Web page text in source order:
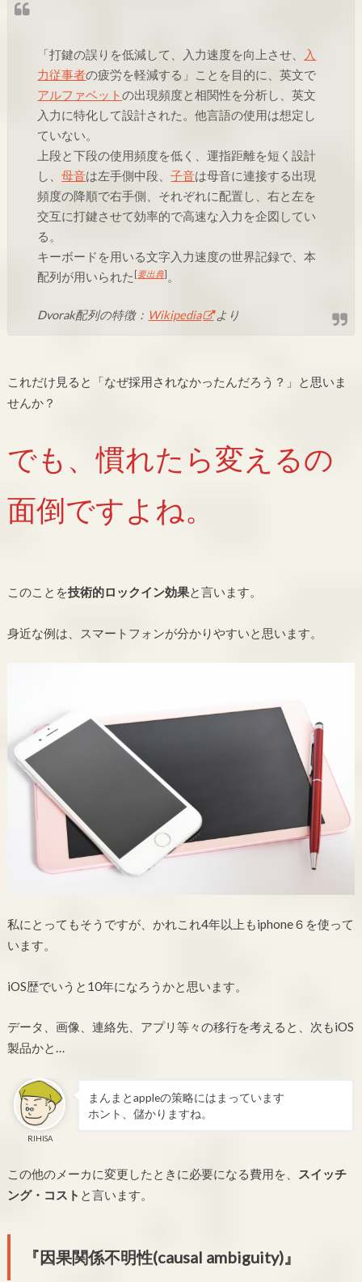
「打鍵の誤りを低減して、入力速度を向上させ、
入
力従事者の疲労を軽減する」ことを目的に、英文で
アルファベットの出現頻度と相関性を分析し、英文
入力に特化して設計された。他言語の使用は想定し
ていない。
上段と下段の使用頻度を低く、運指距離を短く設計
し、母音は左手側中段、子音は母音に連接する出現
頻度の降順で右手側、それぞれに配置し、右と左を
交互に打鍵させて効率的で高速な入力を企図してい
る。
キーボードを用いる文字入力速度の世界記録で、本
配列が用いられた [要出典] 。
Dvorak配列の特徴： Wikipedia より
これだけ見ると「なぜ採用されなかったんだろう？」と思いま
せんか？
でも、慣れたら変えるの
面倒ですよね。
このことを技術的ロックイン効果と言います。
身近な例は、スマートフォンが分かりやすいと思います。
私にとってもそうですが、かれこれ4年以上もiphone６を使って
います。
iOS歴でいうと10年になろうかと思います。
データ、画像、連絡先、アプリ等々の移行を考えると、次もiOS
製品かと…
RIHISA
まんまとappleの策略にはまっています
ホント、儲かりますね。
この他のメーカに変更したときに必要になる費用を、
スイッチ
ング・コスト と言います。
『因果関係不明性(causal ambiguity)』